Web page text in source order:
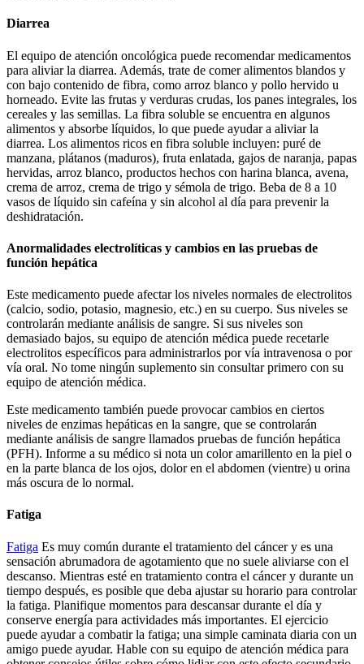
Diarrea
El equipo de atención oncológica puede recomendar medicamentos
para aliviar la diarrea. Además, trate de comer alimentos blandos y
con bajo contenido de fibra, como arroz blanco y pollo hervido u
horneado. Evite las frutas y verduras crudas, los panes integrales, los
cereales y las semillas. La fibra soluble se encuentra en algunos
alimentos y absorbe líquidos, lo que puede ayudar a aliviar la
diarrea. Los alimentos ricos en fibra soluble incluyen: puré de
manzana, plátanos (maduros), fruta enlatada, gajos de naranja, papas
hervidas, arroz blanco, productos hechos con harina blanca, avena,
crema de arroz, crema de trigo y sémola de trigo. Beba de 8 a 10
vasos de líquido sin cafeína y sin alcohol al día para prevenir la
deshidratación.
Anormalidades electrolíticas y cambios en las pruebas de
función hepática
Este medicamento puede afectar los niveles normales de electrolitos
(calcio, sodio, potasio, magnesio, etc.) en su cuerpo. Sus niveles se
controlarán mediante análisis de sangre. Si sus niveles son
demasiado bajos, su equipo de atención médica puede recetarle
electrolitos específicos para administrarlos por vía intravenosa o por
vía oral. No tome ningún suplemento sin consultar primero con su
equipo de atención médica.
Este medicamento también puede provocar cambios en ciertos
niveles de enzimas hepáticas en la sangre, que se controlarán
mediante análisis de sangre llamados pruebas de función hepática
(PFH). Informe a su médico si nota un color amarillento en la piel o
en la parte blanca de los ojos, dolor en el abdomen (vientre) u orina
más oscura de lo normal.
Fatiga
Fatiga Es muy común durante el tratamiento del cáncer y es una
sensación abrumadora de agotamiento que no suele aliviarse con el
descanso. Mientras esté en tratamiento contra el cáncer y durante un
tiempo después, es posible que deba ajustar su horario para controlar
la fatiga. Planifique momentos para descansar durante el día y
conserve energía para actividades más importantes. El ejercicio
puede ayudar a combatir la fatiga; una simple caminata diaria con un
amigo puede ayudar. Hable con su equipo de atención médica para